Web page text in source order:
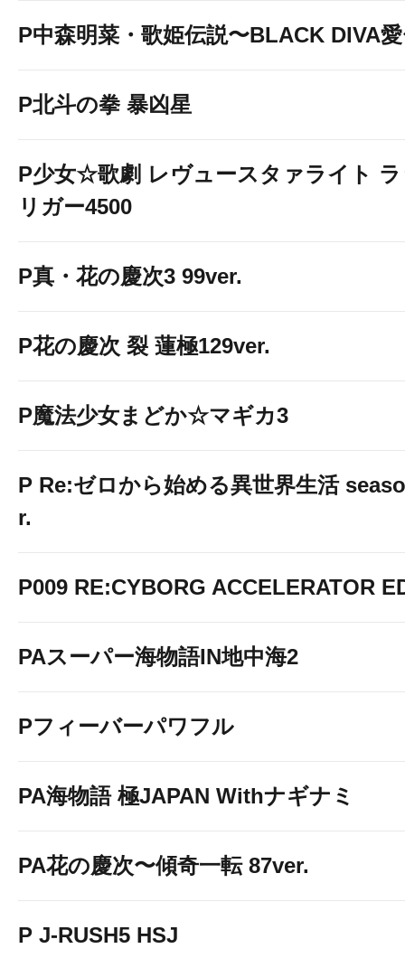
P中森明菜・歌姫伝説〜BLACK DIVA
P北斗の拳 暴凶星
P少女☆歌劇 レヴュースタァライト
リガー4500
P真・花の慶次3 99ver.
P花の慶次 裂 蓮極129ver.
P魔法少女まどか☆マギカ3
P Re:ゼロから始める異世界生活
r.
P009 RE:CYBORG ACCELERATOR
PAスーパー海物語IN地中海2
Pフィーバーパワフル
PA海物語 極JAPAN Withナギナミ
PA花の慶次〜傾奇一転 87ver.
P J-RUSH5 HSJ